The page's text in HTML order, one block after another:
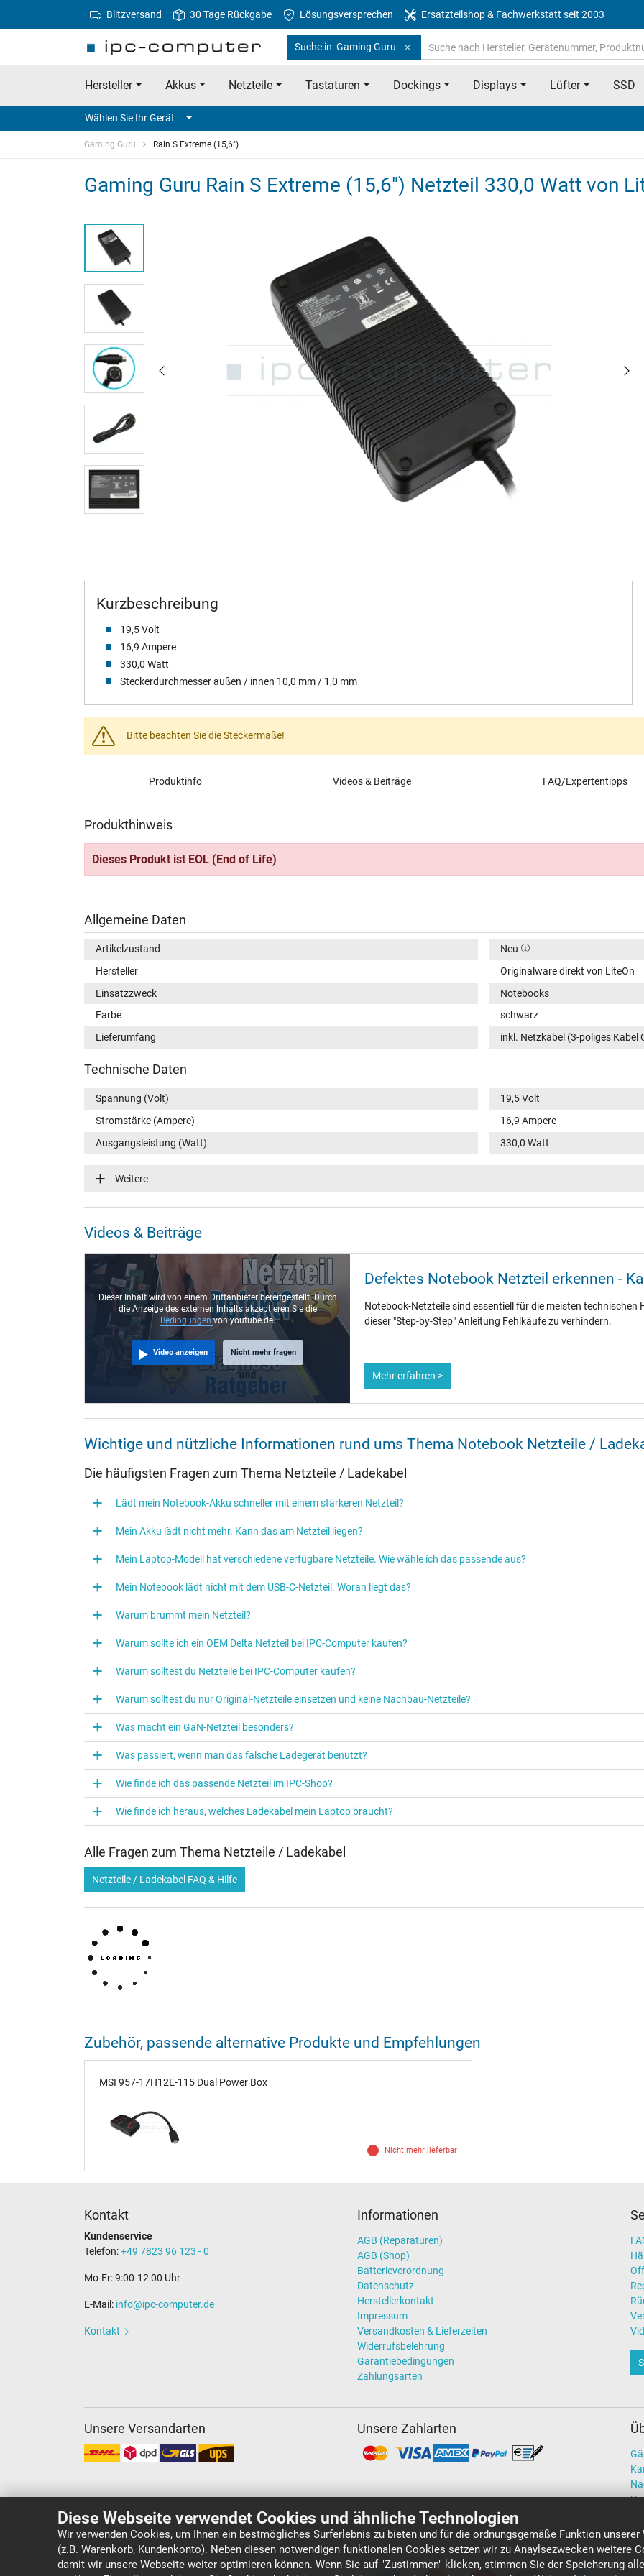
Diese Webseite verwendet Cookies und ähnliche Technologien
Wir verwenden Cookies, um Ihnen ein bestmögliches Surferlebnis zu bieten und für die ordnungsgemäße Funktion unserer
(z.B. Warenkorb, Kundenkonto). Neben diesen notwendigen funktionalen Cookies setzen wir zu Anaylsezwecken weitere
damit wir unsere Webseite weiter optimieren können. Wenn Sie auf "Zustimmen" klicken, stimmen Sie der Speicherung
Blitzversand 30 Tage Rückgabe Lösungsversprechen Ersatzteilshop & Fachwerkstatt seit 2003
Suche in: Gaming Guru
Hersteller Akkus Netzteile Tastaturen Dockings Displays Lüfter SSD
Wählen Sie Ihr Gerät
Gaming Guru Rain S Extreme (15,6")
Gaming Guru Rain S Extreme (15,6") Netzteil 330,0 Watt von
Kurzbeschreibung
19,5 Volt
16,9 Ampere
330,0 Watt
Steckerdurchmesser außen / innen 10,0 mm / 1,0 mm
Bitte beachten Sie die Steckermaße!
Produktinfo Videos & Beiträge FAQ/Expertentipps
Produkthinweis
Dieses Produkt ist EOL (End of Life)
Allgemeine Daten
Artikelzustand
Neu
Hersteller
Originalware direkt von LiteOn
Einsatzzweck
Notebooks
Farbe
schwarz
Lieferumfang
inkl. Netzkabel (3-poliges Kabel
Technische Daten
Spannung (Volt)
19,5 Volt
Stromstärke (Ampere)
16,9 Ampere
Ausgangsleistung (Watt)
330,0 Watt
Energieeffizienz
Funktions-LED
Funktions-LED im Gehäuse
Notebook Stecker
Steckertyp / -form
rund 4-polig / 180° gerade
Steckerlänge (mm)
Steckerdurchmesser außen / innen
Stift im Stecker
Länge Anschlusskabel (m) (ca.)
Länge / Breite / Höhe 200 mm / 100 mm / 44 mm
Weitere Daten
Überlast-, kurzschluss- und überhitzungsgeschützt
Prüfsiegel
N
Kategorisierung
Kategorie
Verwendung
Weitere
Videos & Beiträge
Dieser Inhalt wird von einem Drittanbieter bereitgestellt. Durch
die Anzeige des externen Inhalts akzeptieren Sie die
Bedingungenvon youtube.de.
Video anzeigen Nicht mehr fragen
Defektes Notebook Netzteil erkennen -
Notebook-Netzteile sind essentiell für die meisten
dieser "Step-by-Step" Anleitung Fehlkäufe zu verhindern.
Mehr erfahren >
Wichtige und nützliche Informationen rund ums Thema Notebook Netzteile /
Die häufigsten Fragen zum Thema Netzteile / Ladekabel
Lädt mein Notebook-Akku schneller mit einem stärkeren Netzteil?
Mein Akku lädt nicht mehr. Kann das am Netzteil liegen?
Mein Laptop-Modell hat verschiedene verfügbare Netzteile. Wie wähle ich das passende aus?
Mein Notebook lädt nicht mit dem USB-C-Netzteil. Woran liegt das?
Warum brummt mein Netzteil?
Warum sollte ich ein OEM Delta Netzteil bei IPC‑Computer kaufen?
Warum solltest du Netzteile bei IPC‑Computer kaufen?
Warum solltest du nur Original-Netzteile einsetzen und keine Nachbau-Netzteile?
Was macht ein GaN-Netzteil besonders?
Was passiert, wenn man das falsche Ladegerät benutzt?
Wie finde ich das passende Netzteil im IPC-Shop?
Wie finde ich heraus, welches Ladekabel mein Laptop braucht?
Alle Fragen zum Thema Netzteile / Ladekabel
Netzteile / Ladekabel FAQ & Hilfe
Zubehör, passende alternative Produkte und Empfehlungen
MSI 957-17H12E-115 Dual Power Box
Nicht mehr lieferbar
Kontakt
Kundenservice
Telefon:+49 7823 96 123 - 0
Mo-Fr: 9:00-12:00 Uhr
E-Mail: info@ipc-computer.de
Kontakt
Informationen
AGB (Reparaturen)
AGB (Shop)
Batterieverordnung
Datenschutz
Herstellerkontakt
Impressum
Versandkosten & Lieferzeiten
Widerrufsbelehrung
Garantiebedingungen
Zahlungsarten
Unsere Versandarten Unsere Zahlarten
Copyright ©IPC-Computer Deutschland GmbH